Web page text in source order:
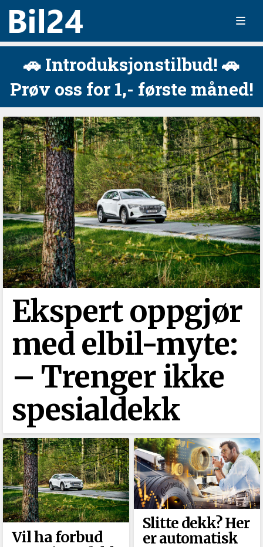
🚗 Introduksjonstilbud! 🚗
Prøv oss for 1,- første måned!
Ekspert oppgjør
med elbil-myte:
–⁠ Trenger ikke
spesialdekk
Vil ha forbud
Slitte dekk? Her
er automatisk